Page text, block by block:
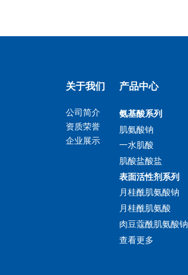
关于我们
公司简介
资质荣誉
企业展示
产品中心
氨基酸系列
肌氨酸钠
一水肌酸
肌酸盐酸盐
表面活性剂系列
月桂酰肌氨酸钠
月桂酰肌氨酸
肉豆蔻酰肌氨酸钠
查看更多